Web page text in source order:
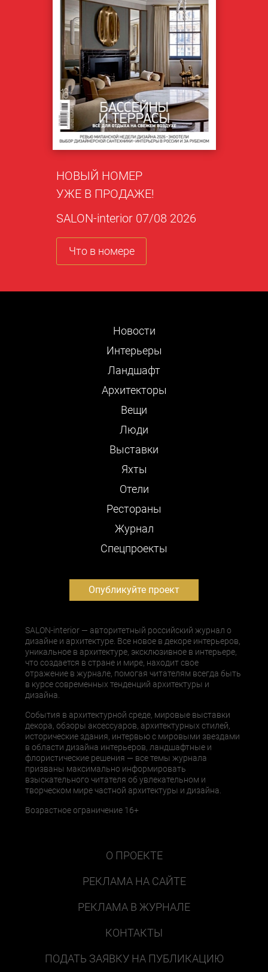
НОВЫЙ НОМЕР
УЖЕ В ПРОДАЖЕ!
SALON-interior 07/08 2026
Что в номере
Новости
Интерьеры
Ландшафт
Архитекторы
Вещи
Люди
Выставки
Яхты
Отели
Рестораны
Журнал
Cпецпроекты
Опубликуйте проект
SALON-interior — авторитетный российский журнал о
дизайне и архитектуре. Все новое в декоре интерьеров,
уникальное в архитектуре, эксклюзивное в интерьере,
что создается в стране и мире, находит свое
отражение в журнале, помогая читателям всегда быть
в курсе современных тенденций архитектуры и
дизайна.
События в архитектурной среде, мировые выставки
декора, обзоры аксессуаров, архитектурных стилей,
исторические здания, интервью с мировыми звездами
в области дизайна интерьеров, ландшафтные и
флористические решения — все темы журнала
призваны максимально информировать
взыскательного читателя об увлекательном и
творческом мире частной архитектуры и дизайна.
Возрастное ограничение 16+
О ПРОЕКТЕ
РЕКЛАМА НА САЙТЕ
РЕКЛАМА В ЖУРНАЛЕ
КОНТАКТЫ
ПОДАТЬ ЗАЯВКУ НА ПУБЛИКАЦИЮ